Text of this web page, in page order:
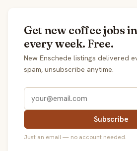
Get new coffee jobs
every week. Free.
New Enschede listings delivered
spam, unsubscribe anytime.
Subscribe
Just an email — no account needed.